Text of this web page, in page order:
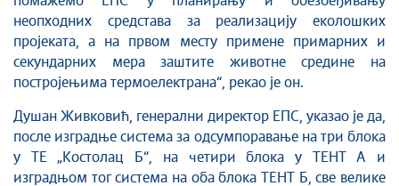
неопходних средстава за реализацију еколошких
пројеката, а на првом месту примене примарних и
секундарних мера заштите животне средине на
постројењима термоелектрана“, рекао је он.
Душан Живковић, генерални директор ЕПС, указао је да,
после изградње система за одсумпоравање на три блока
у ТЕ „Костолац Б“, на четири блока у ТЕНТ А и
изградњом тог система на оба блока ТЕНТ Б, све велике